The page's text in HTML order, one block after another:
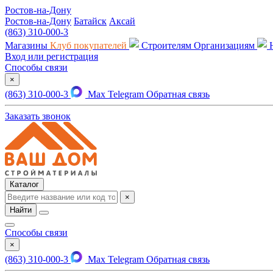
Ростов-на-Дону
Ростов-на-Дону Батайск Аксай
(863) 310-000-3
Магазины Клуб покупателей Строителям Организациям
Вход или регистрация
Способы связи
×
(863) 310-000-3 Max Telegram Обратная связь
Заказать звонок
Каталог
×
Найти
Способы связи
×
(863) 310-000-3 Max Telegram Обратная связь